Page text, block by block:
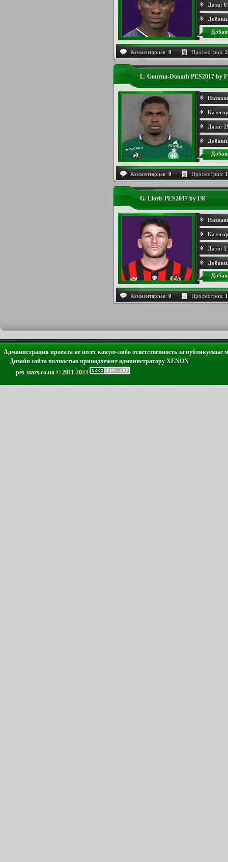
Дата:
Комментариев: 0 Просмотров:
L. Gourna-Douath PES2017 by
Дата:
Комментариев: 0 Просмотров:
G. Lloris PES2017 by FR
Дата:
Комментариев: 0 Просмотров:
Администрация проекта не несет какую-либо ответственность за публикуемые
Дизайн сайта полностью принадлежит администратору XENON
pes-stars.co.ua © 2011-2023